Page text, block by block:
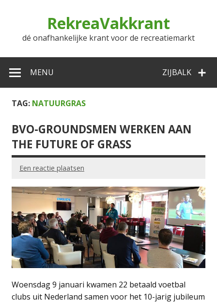
RekreaVakkrant
dé onafhankelijke krant voor de recreatiemarkt
ZIJBALK
MENU
TAG: NATUURGRAS
BVO-GROUNDSMEN WERKEN AAN
THE FUTURE OF GRASS
Een reactie plaatsen
Woensdag 9 januari kwamen 22 betaald voetbal
clubs uit Nederland samen voor het 10-jarig jubileum